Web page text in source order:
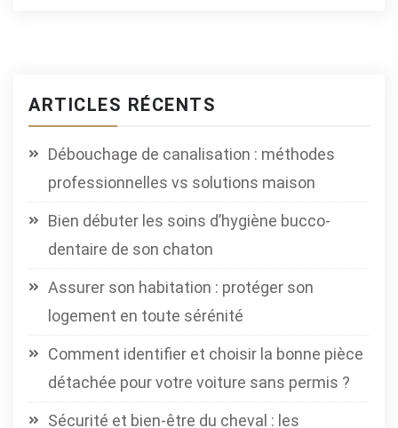
ARTICLES RÉCENTS
Débouchage de canalisation : méthodes
professionnelles vs solutions maison
Bien débuter les soins d’hygiène bucco-
dentaire de son chaton
Assurer son habitation : protéger son
logement en toute sérénité
Comment identifier et choisir la bonne pièce
détachée pour votre voiture sans permis ?
Sécurité et bien-être du cheval : les